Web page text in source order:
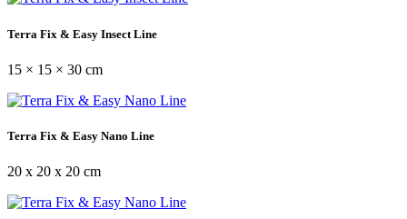
Terra Fix & Easy Insect Line
15 × 15 × 30 cm
Terra Fix & Easy Nano Line
20 x 20 x 20 cm